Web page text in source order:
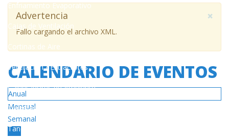
Enfriamiento Evaporativo
Cajas de Ventilación
Cortinas de Aire
Ventilación / Extractores
Calentadores de Ambiente
Turbinas
Tanques de Gas
×
Advertencia
Fallo cargando el archivo XML.
CALENDARIO DE EVENTOS
Anual
Mensual
Semanal
Hoy